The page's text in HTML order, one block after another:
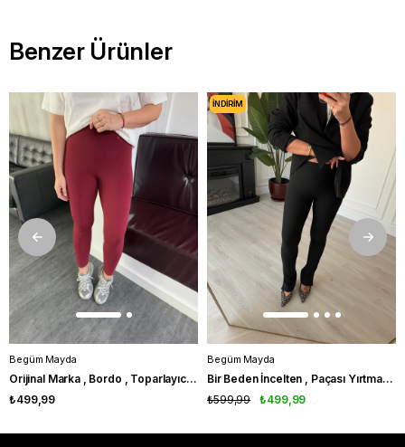
Benzer Ürünler
Begüm Mayda
Orijinal Marka , Bordo , Toparlayıcı Tayt
₺499,99
Begüm Mayda
Bir Beden İncelten , Paçası Yırtmaçlı , Siyah , Tayt Pantolon
₺499,99
₺599,99
İNDIRIM